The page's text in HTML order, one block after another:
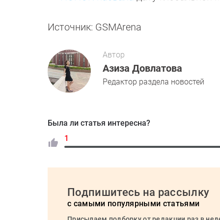
Источник: GSMArena
Автор
Азиза Довлатова
Редактор раздела новостей
Была ли статья интересна?
1
Подпишитесь на рассылку
с самыми популярными статьями